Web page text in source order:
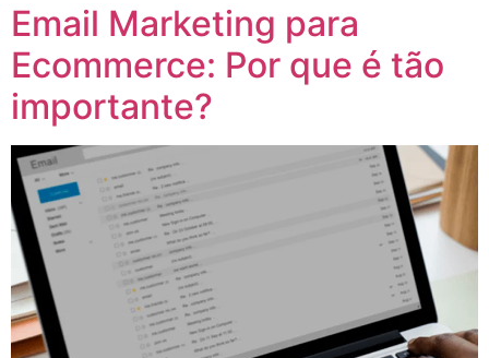
Email Marketing para
Ecommerce: Por que é tão
importante?